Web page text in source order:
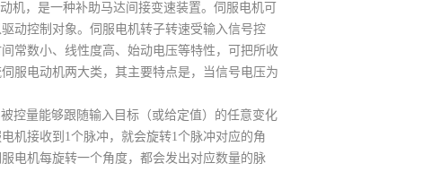
，是一种补助马达间接变速装置。伺服电机可
动控制对象。伺服电机转子转速受输入信号控
常数小、线性度高、始动电压等特性，可把所收
服电动机两大类，其主要特点是，当信号电压为
控量能够跟随输入目标（或给定值）的任意变化
机接收到1个脉冲，就会旋转1个脉冲对应的角
电机每旋转一个角度，都会发出对应数量的脉